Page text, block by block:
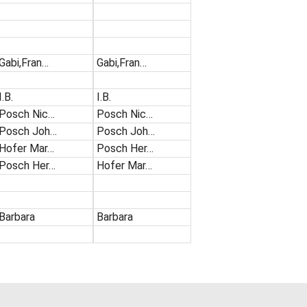
Nic…
Joh…
Mar…
Her…
Gabi,Fran…
I.B.
Posch Nic…
Posch Joh…
Posch Her…
Hofer Mar…
Barbara